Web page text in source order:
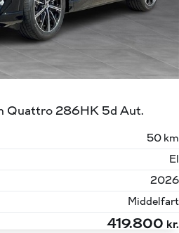
Quattro 286HK 5d Aut.
50 km
El
2026
Middelfart
419.800 kr.